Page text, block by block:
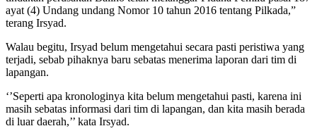
ayat (4) Undang undang Nomor 10 tahun 2016 tentang Pilkada,”
terang Irsyad.
Walau begitu, Irsyad belum mengetahui secara pasti peristiwa yang
terjadi, sebab pihaknya baru sebatas menerima laporan dari tim di
lapangan.
‘’Seperti apa kronologinya kita belum mengetahui pasti, karena ini
masih sebatas informasi dari tim di lapangan, dan kita masih berada
di luar daerah,’’ kata Irsyad.